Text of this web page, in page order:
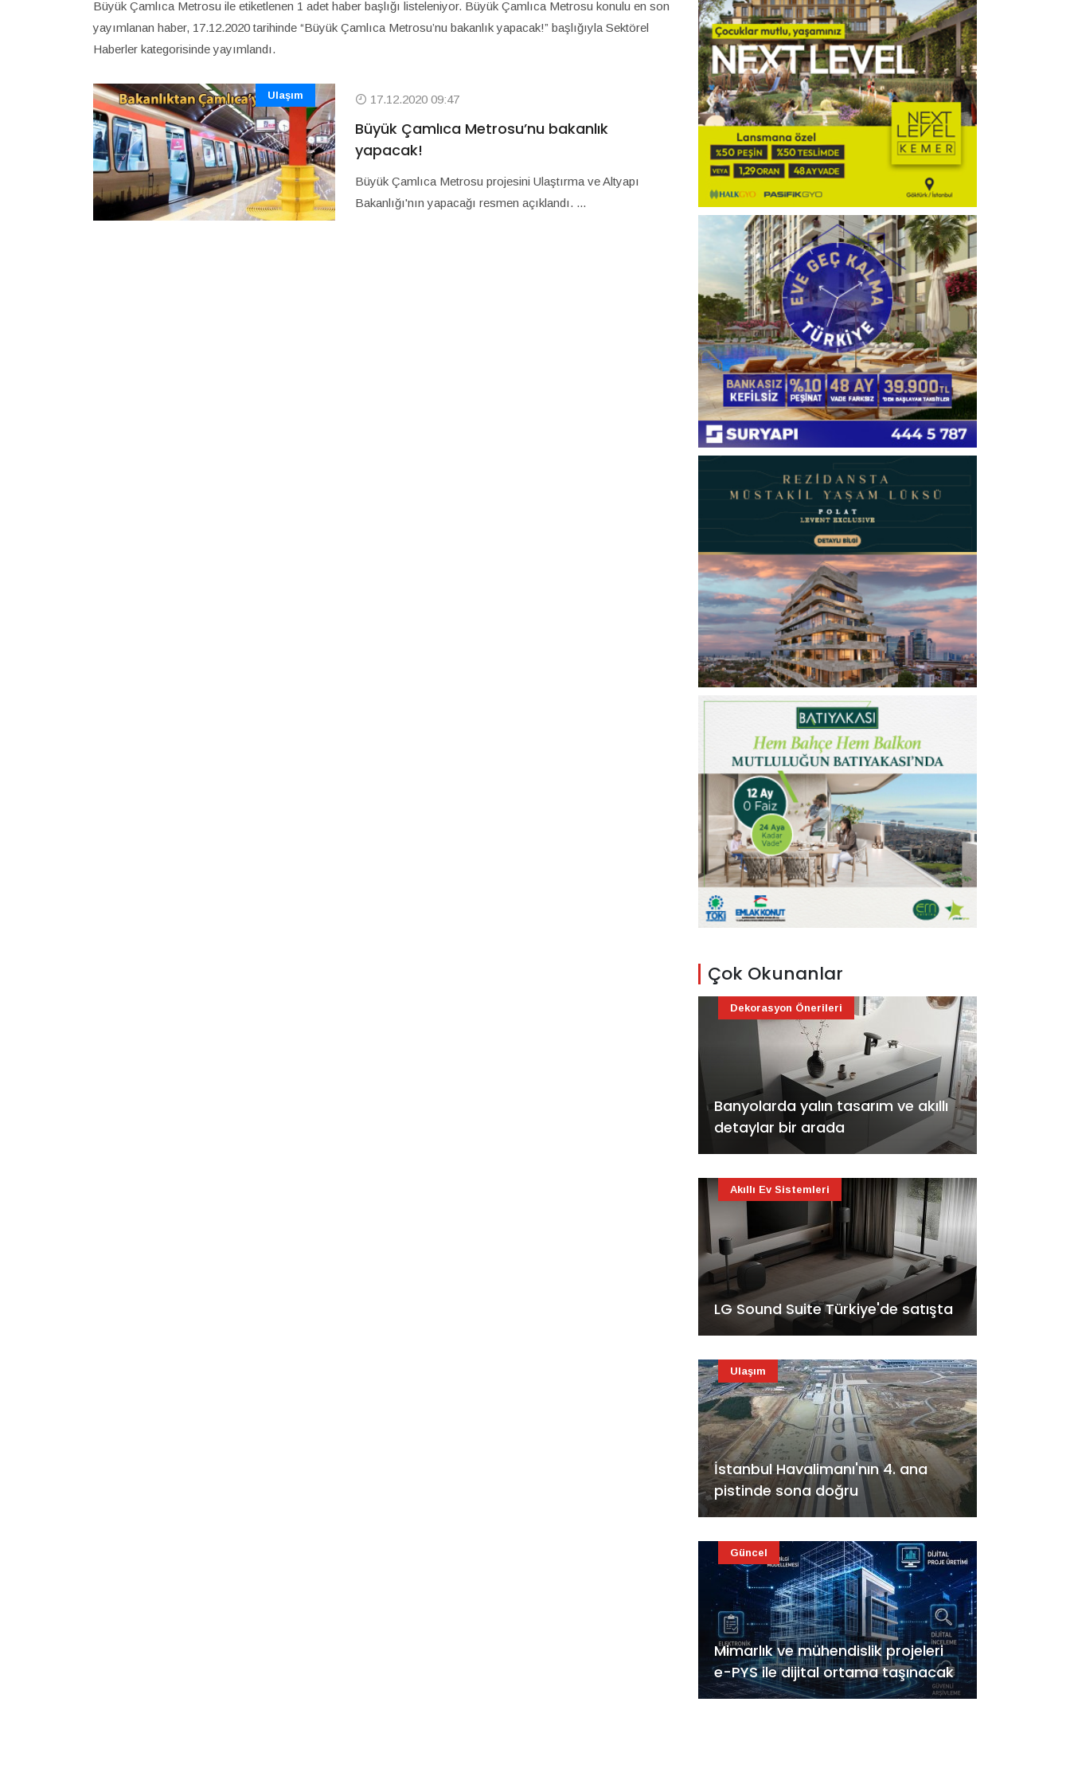
Büyük Çamlıca Metrosu ile etiketlenen 1 adet haber başlığı listeleniyor. Büyük Çamlıca Metrosu konulu en son
yayımlanan haber, 17.12.2020 tarihinde “Büyük Çamlıca Metrosu’nu bakanlık yapacak!” başlığıyla Sektörel
Haberler kategorisinde yayımlandı.
Ulaşım 17.12.2020 09:47
Büyük Çamlıca Metrosu’nu bakanlık
yapacak!
Büyük Çamlıca Metrosu projesini Ulaştırma ve Altyapı
Bakanlığı'nın yapacağı resmen açıklandı. ...
Çok Okunanlar
Banyolarda yalın tasarım ve akıllı
detaylar bir arada
Dekorasyon Önerileri
LG Sound Suite Türkiye'de satışta
Akıllı Ev Sistemleri
İstanbul Havalimanı'nın 4. ana
pistinde sona doğru
Ulaşım
Mimarlık ve mühendislik projeleri
e-PYS ile dijital ortama taşınacak
Güncel